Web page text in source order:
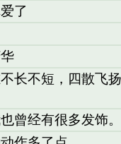
了
长不短，四散飞
曾经有很多发饰。